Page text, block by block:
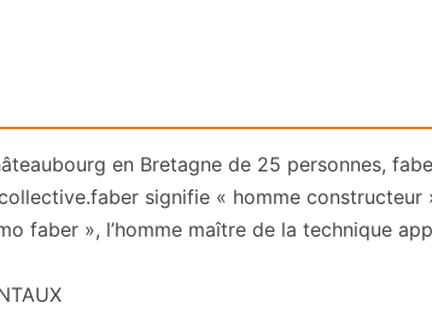
en Bretagne de 25 personnes,
signifie « homme constructeur
faber », l’homme maître de la technique